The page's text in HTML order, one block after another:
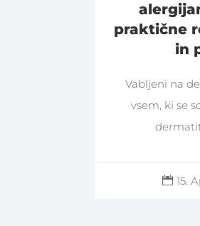
praktične
in
Vabljeni na
vsem, ki se
 15.